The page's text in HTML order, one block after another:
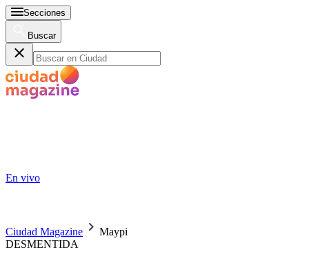
Secciones
Buscar
En vivo
Ciudad Magazine
Maypi
DESMENTIDA